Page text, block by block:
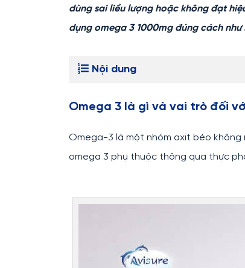
dùng sai liều lượng hoặc không đạt
dụng omega 3 1000mg đúng cách như
Nội dung
Omega 3 là gì và vai trò đối
Omega-3 là một nhóm axit béo
omega 3 phụ thuộc thông qua thực